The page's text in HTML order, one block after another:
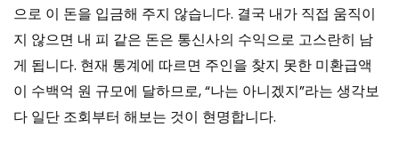
으로 이 돈을 입금해 주지 않습니다. 결국 내가 직접 움직이
지 않으면 내 피 같은 돈은 통신사의 수익으로 고스란히 남
게 됩니다. 현재 통계에 따르면 주인을 찾지 못한 미환급액
이 수백억 원 규모에 달하므로, “나는 아니겠지”라는 생각보
다 일단 조회부터 해보는 것이 현명합니다.